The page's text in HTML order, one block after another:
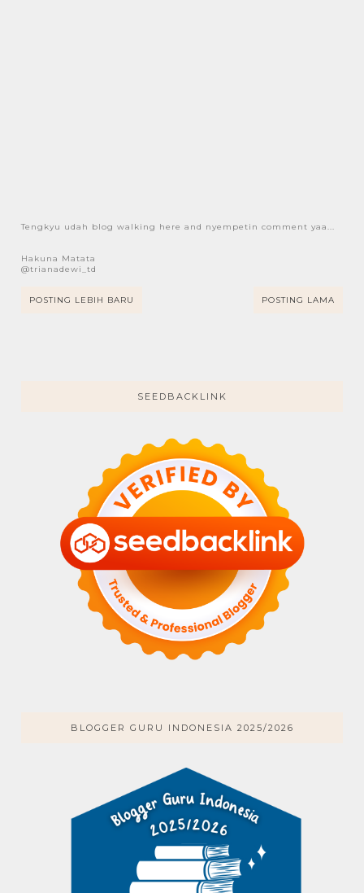
Tengkyu udah blog walking here and nyempetin comment yaa...
Hakuna Matata
@trianadewi_td
POSTING LEBIH BARU POSTING LAMA
SEEDBACKLINK
BLOGGER GURU INDONESIA 2025/2026